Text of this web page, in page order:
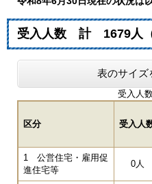
受入人数 計 1679人（
表のサイズ
受入人
区分 受入人
1 公営住宅・雇用促
進住宅等
0人